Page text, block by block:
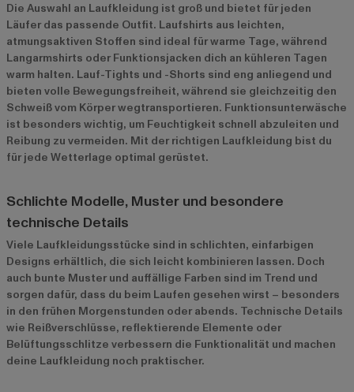
Die Auswahl an Laufkleidung ist groß und bietet für jeden
Läufer das passende Outfit. Laufshirts aus leichten,
atmungsaktiven Stoffen sind ideal für warme Tage, während
Langarmshirts oder Funktionsjacken dich an kühleren Tagen
warm halten. Lauf-Tights und -Shorts sind eng anliegend und
bieten volle Bewegungsfreiheit, während sie gleichzeitig den
Schweiß vom Körper wegtransportieren. Funktionsunterwäsche
ist besonders wichtig, um Feuchtigkeit schnell abzuleiten und
Reibung zu vermeiden. Mit der richtigen Laufkleidung bist du
für jede Wetterlage optimal gerüstet.
Schlichte Modelle, Muster und besondere
technische Details
Viele Laufkleidungsstücke sind in schlichten, einfarbigen
Designs erhältlich, die sich leicht kombinieren lassen. Doch
auch bunte Muster und auffällige Farben sind im Trend und
sorgen dafür, dass du beim Laufen gesehen wirst – besonders
in den frühen Morgenstunden oder abends. Technische Details
wie Reißverschlüsse, reflektierende Elemente oder
Belüftungsschlitze verbessern die Funktionalität und machen
deine Laufkleidung noch praktischer.